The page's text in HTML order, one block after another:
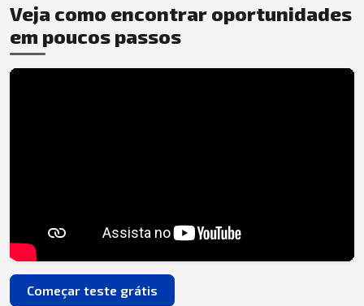
Veja como encontrar oportunidades
em poucos passos
Começar teste grátis